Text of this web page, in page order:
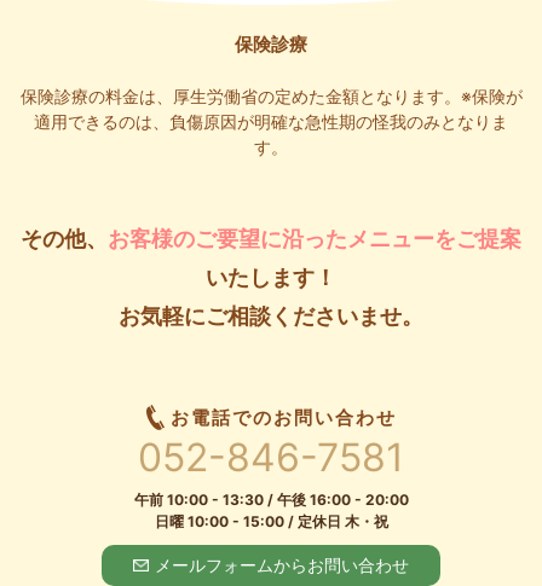
保険診療
保険診療の料金は、厚生労働省の定めた金額となります。 ※保険が
適用できるのは、負傷原因が明確な急性期の怪我のみとなりま
す。
その他、 お客様のご要望に沿ったメニューをご提案
いたします！
お気軽にご相談くださいませ。
お電話でのお問い合わせ
052-846-7581
午前 10:00 - 13:30 / 午後 16:00 - 20:00
日曜 10:00 - 15:00 / 定休日 木・祝
メールフォームからお問い合わせ